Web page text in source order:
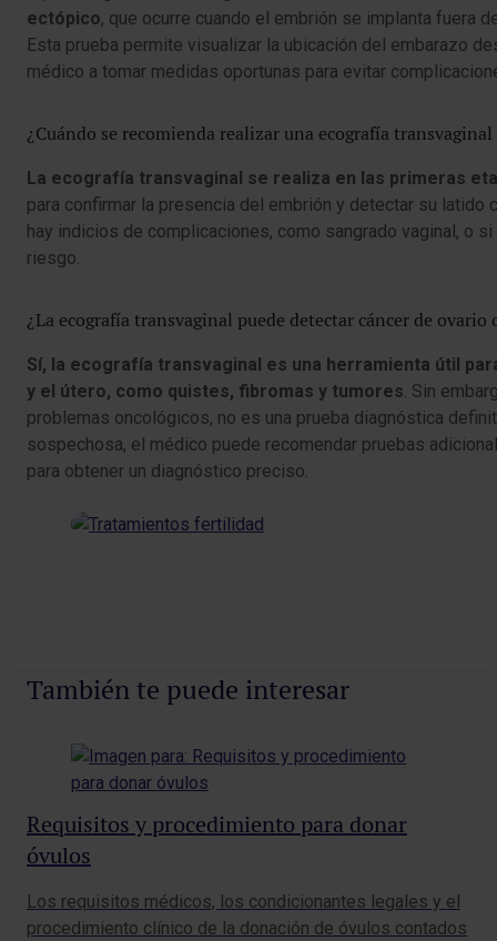
ectópico, que ocurre cuando el embrión se implanta fuera
Esta prueba permite visualizar la ubicación del embarazo
médico a tomar medidas oportunas para evitar
¿Cuándo se recomienda realizar una ecografía
La ecografía transvaginal se realiza en las primeras
para confirmar la presencia del embrión y detectar su latido
hay indicios de complicaciones, como sangrado vaginal, o
riesgo.
¿La ecografía transvaginal puede detectar cáncer de ovario
Sí, la ecografía transvaginal es una herramienta útil
y el útero, como quistes, fibromas y tumores. Sin
problemas oncológicos, no es una prueba diagnóstica
sospechosa, el médico puede recomendar pruebas
para obtener un diagnóstico preciso.
También te puede interesar
Requisitos y procedimiento para donar
óvulos
Los requisitos médicos, los condicionantes legales y el
procedimiento clínico de la donación de óvulos contados